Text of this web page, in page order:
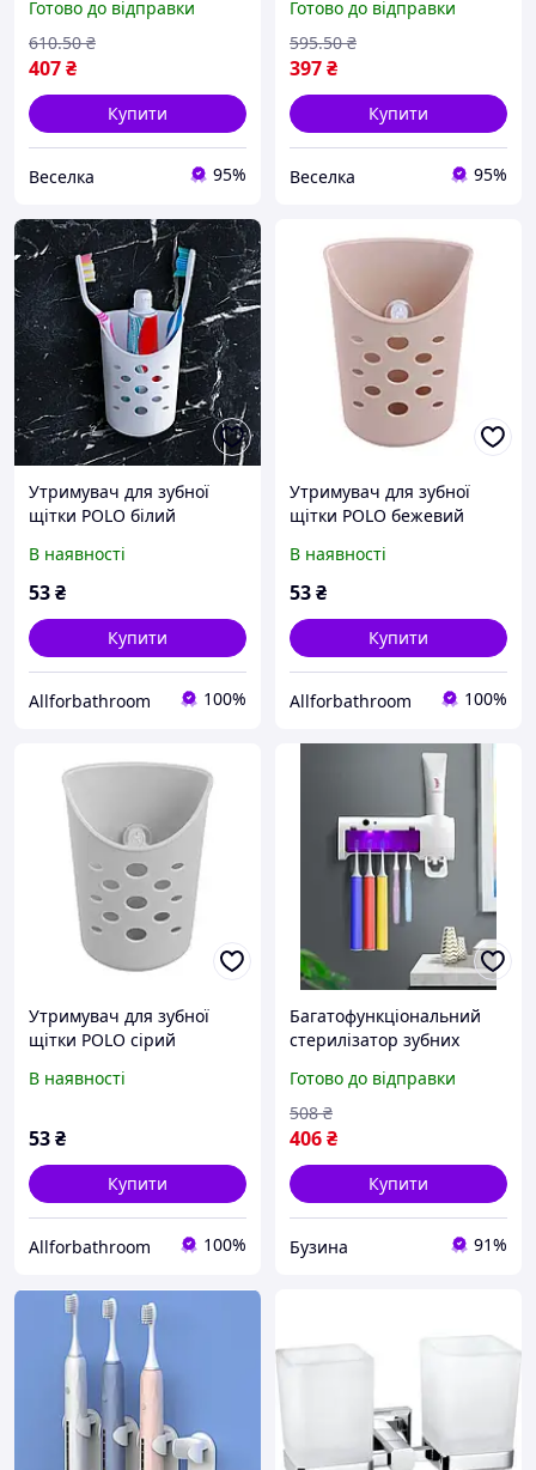
компактний органайзер
для ванної та кухні FLAME
Готово до відправки
407₴
610.50 ₴
Купити
Веселка 95%
кімнати стильні FLAME
Готово до відправки
397₴
595.50 ₴
Купити
Веселка 95%
Утримувач для зубної
щітки POLO білий
В наявності
53₴
Купити
Allforbathroom 100%
Утримувач для зубної
щітки POLO бежевий
В наявності
53₴
Купити
Allforbathroom 100%
Утримувач для зубної
щітки POLO сірий
В наявності
53₴
Купити
Allforbathroom 100%
Багатофункціональний
стерилізатор зубних
пасти та тримачем для
ванної buzyna
Готово до відправки
406₴
508 ₴
Купити
Бузина 91%